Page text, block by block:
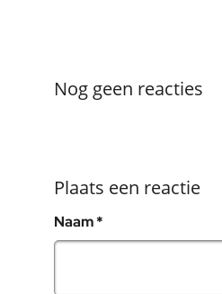
Nog geen reacties
Plaats een reactie
Naam*